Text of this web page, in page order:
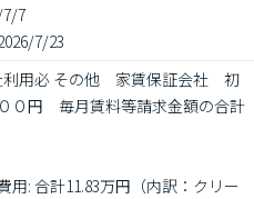
7/7
7/23
用必 その他　家賃保証会社　初
０円　毎月賃料等請求金額の合計
用: 合計11.83万円（内訳：クリー